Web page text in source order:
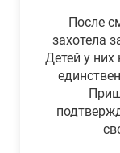
После
захотела
Детей у них